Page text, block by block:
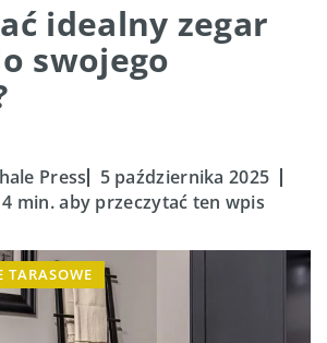
idealny zegar
swojego
Press
5 października 2025
min. aby przeczytać ten wpis
TARASOWE